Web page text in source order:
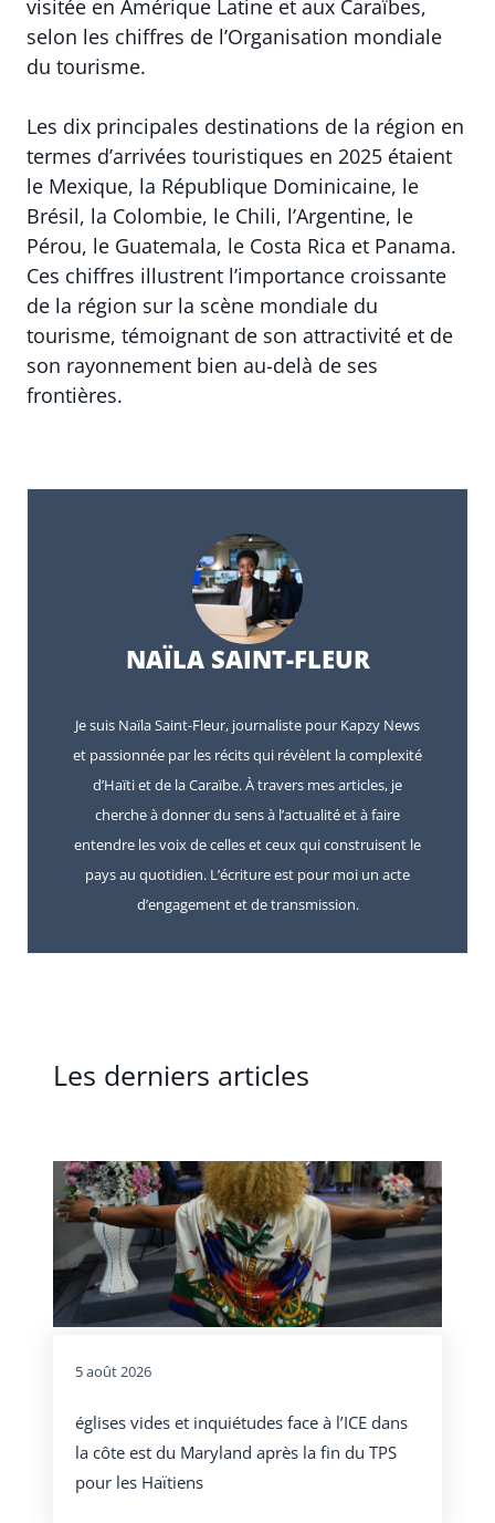
visitée en Amérique Latine et aux Caraïbes,
selon les chiffres de l’Organisation mondiale
du tourisme.
Les dix principales destinations de la région en
termes d’arrivées touristiques en 2025 étaient
le Mexique, la République Dominicaine, le
Brésil, la Colombie, le Chili, l’Argentine, le
Pérou, le Guatemala, le Costa Rica et Panama.
Ces chiffres illustrent l’importance croissante
de la région sur la scène mondiale du
tourisme, témoignant de son attractivité et de
son rayonnement bien au-delà de ses
frontières.
NAÏLA SAINT-FLEUR
Je suis Naïla Saint-Fleur, journaliste pour Kapzy News
et passionnée par les récits qui révèlent la complexité
d’Haïti et de la Caraïbe. À travers mes articles, je
cherche à donner du sens à l’actualité et à faire
entendre les voix de celles et ceux qui construisent le
pays au quotidien. L’écriture est pour moi un acte
d’engagement et de transmission.
Les derniers articles
5 août 2026
églises vides et inquiétudes face à l’ICE dans
la côte est du Maryland après la fin du TPS
pour les Haïtiens